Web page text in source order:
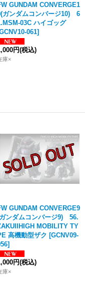
GUNDAM CONVERGE1
ガンダムコンバージ10) 6
03C ハイゴッグ
061]
円(税込)
庫×
GUNDAM CONVERGE9
ンダムコンバージ9) 56.
MOBILITY TY
高機動型ザク [GCNV09-
]
円(税込)
庫×